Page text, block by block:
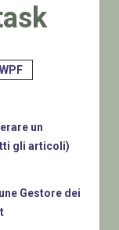
WPF
un
gli articoli)
Gestore dei